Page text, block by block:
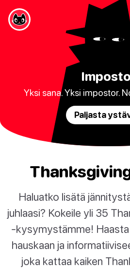
Yksi sana. Yksi impostor.
Paljasta
Haluatko lisätä
juhlaasi? Kokeile yli 35
-kysymystämme!
hauskaan ja
joka kattaa kaiken